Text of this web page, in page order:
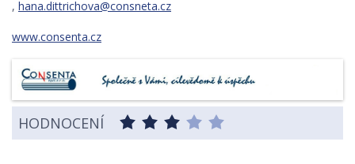
, hana.dittrichova@consneta.cz
www.consenta.cz
HODNOCENÍ